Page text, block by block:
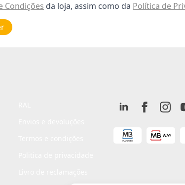
Condições da loja, assim como da Política de